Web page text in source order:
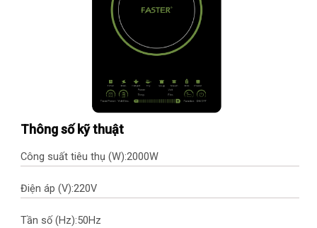
Thông số kỹ thuật
Công suất tiêu thụ (W):2000W
Điện áp (V):220V
Tần số (Hz):50Hz